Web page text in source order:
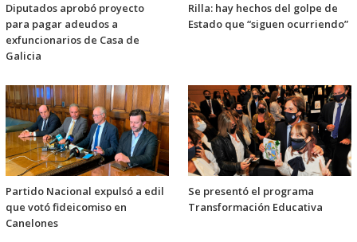
Diputados aprobó proyecto
para pagar adeudos a
exfuncionarios de Casa de
Galicia
Rilla: hay hechos del golpe de
Estado que “siguen ocurriendo”
Partido Nacional expulsó a edil
que votó fideicomiso en
Canelones
Se presentó el programa
Transformación Educativa